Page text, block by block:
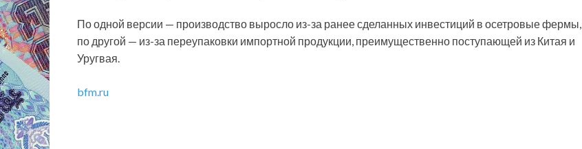
По одной версии — производство выросло из-за ранее сделанных инвестиций в осетровые фермы,
по другой — из-за переупаковки импортной продукции, преимущественно поступающей из Китая и
Уругвая.
bfm.ru